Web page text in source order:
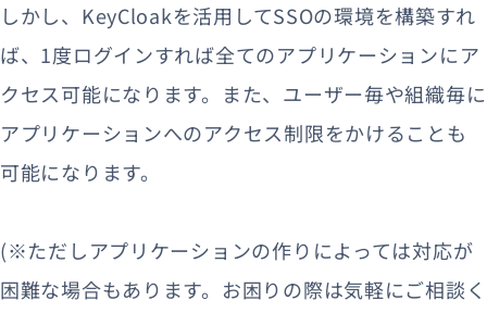
しかし、KeyCloakを活用してSSOの環境を構築すれ
ば、1度ログインすれば全てのアプリケーションにア
クセス可能になります。 また、ユーザー毎や組織毎に
アプリケーションへのアクセス制限をかけることも
可能になります。
(※ただしアプリケーションの作りによっては対応が
困難な場合もあります。お困りの際は気軽にご相談く